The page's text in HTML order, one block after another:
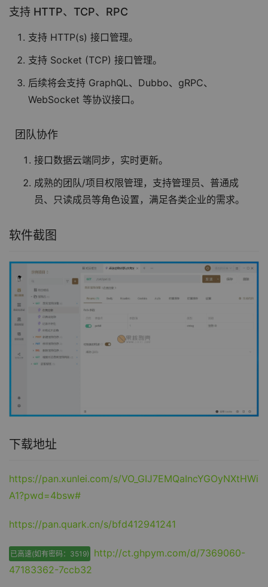
支持 HTTP、TCP、RPC
支持 HTTP(s) 接口管理。
支持 Socket (TCP) 接口管理。
后续将会支持 GraphQL、Dubbo、gRPC、
WebSocket 等协议接口。
团队协作
接口数据云端同步，实时更新。
成熟的团队/项目权限管理，支持管理员、普通成
员、只读成员等角色设置，满足各类企业的需求。
软件截图
下载地址
https://pan.xunlei.com/s/VO_GIJ7EMQaIncYGOyNXtHWi
A1?pwd=4bsw#
https://pan.quark.cn/s/bfd412941241
已高速(如有密码：3519)
http://ct.ghpym.com/d/7369060-
47183362-7ccb32